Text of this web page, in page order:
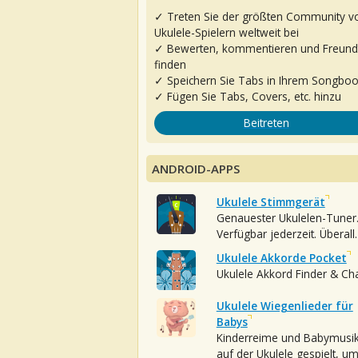
✓ Treten Sie der größten Community
Ukulele-Spielern weltweit bei
✓ Bewerten, kommentieren und
finden
✓ Speichern Sie Tabs in Ihrem
✓ Fügen Sie Tabs, Covers, etc. hinzu
Beitreten
ANDROID-APPS
Ukulele Stimmgerät
Genauester Ukulelen-Tuner.
Verfügbar jederzeit. Überall.
Ukulele Akkorde Pocket
Ukulele Akkord Finder &
Ukulele Wiegenlieder für
Babys
Kinderreime und
auf der Ukulele gespielt, um